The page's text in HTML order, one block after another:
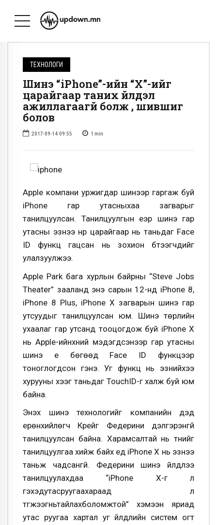
ТЕХНОЛОГИ
Шинэ “iPhone”-ийн “Х”-ийг
царайгаар таних үйлдэл
ажиллагаагүй болж , шившиг
болов
2017-09-14 09:55 1 min
Apple компани уржигдар шинээр гаргаж буй
iPhone гар утасныхаа загварыг
танилцуулсан. Танилцуулгын үеэр шинэ гар
утасны эзнээ нүүр царайгаар нь таньдаг Face
ID функц гацсан нь зохион бүтээгчдийг
улалзуулжээ.
Apple Park бага хурлын байрны “Steve Jobs
Theater” зааланд энэ сарын 12-нд iPhone 8,
iPhone 8 Plus, iPhone X загварын шинэ гар
утсуудыг танилцуулсан юм. Шинэ төрлийн
ухаалаг гар утсанд тооцогдож буй iPhone Х
нь Apple-ийнхний мэдэгдсэнээр гар утасны
шинэ үе бөгөөд Face ID функцээр
тоноглогдсон гэнэ. Уг функц нь эзнийхээ
хурууны хээг таньдаг TouchID-г халж буй юм
байна.
Энэхүү шинэ технологийг компанийн дэд
ерөнхийлөгч Крейг Федерини дэлгэрэнгүй
танилцуулсан байна. Харамсалтай нь түүнийг
танилцуулгаа хийж байх үед iPhone X нь эзнээ
таньж чадсангүй. Федерини шинэ үйлдлээ
танилцуулахдаа “iPhone X-г л
гэхэдутасруугаахараад л
түгжээгньтайлахболомжтой” хэмээн яриад
утас руугаа хартал уг үйлдлийн систем огт